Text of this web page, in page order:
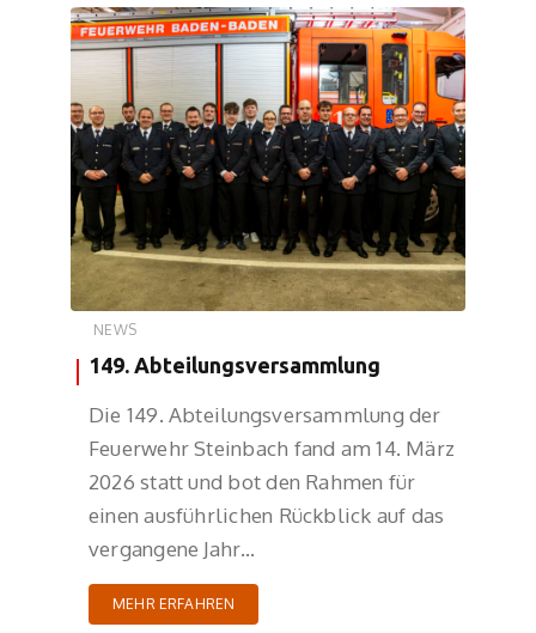
NEWS
149. Abteilungsversammlung
Die 149. Abteilungsversammlung der
Feuerwehr Steinbach fand am 14. März
2026 statt und bot den Rahmen für
einen ausführlichen Rückblick auf das
vergangene Jahr…
MEHR ERFAHREN